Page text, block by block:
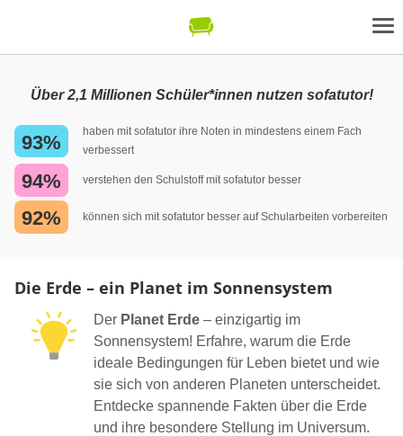
Über 2,1 Millionen Schüler*innen nutzen sofatutor!
93%
haben mit sofatutor ihre Noten in mindestens einem Fach
verbessert
94% verstehen den Schulstoff mit sofatutor besser
92% können sich mit sofatutor besser auf Schularbeiten vorbereiten
Die Erde – ein Planet im Sonnensystem
Der Planet Erde – einzigartig im
Sonnensystem! Erfahre, warum die Erde
ideale Bedingungen für Leben bietet und wie
sie sich von anderen Planeten unterscheidet.
Entdecke spannende Fakten über die Erde
und ihre besondere Stellung im Universum.